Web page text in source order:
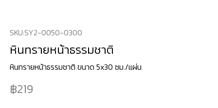
SKU:SY2-0050-0300
หินทรายหน้าธรรมชาติ
หินทรายหน้าธรรมชาติ ขนาด 5x30 ซม./แผ่น
219